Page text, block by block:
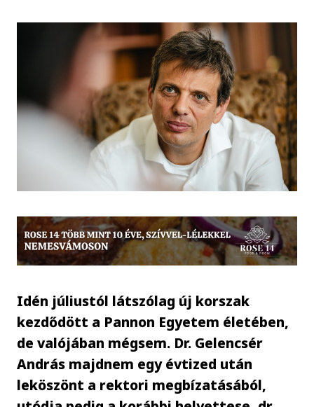
Idén júliustól látszólag új korszak
kezdődött a Pannon Egyetem életében,
de valójában mégsem. Dr. Gelencsér
András majdnem egy évtized után
leköszönt a rektori megbízatásából,